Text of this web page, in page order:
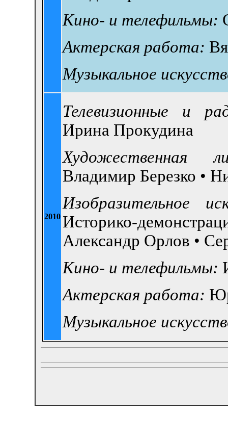
Кино- и телефильмы:
Актерская работа:
Музыкальное
2010
Телевизионные и
Ирина Прокудина
Художественная
Владимир Березко •
Изобразительное
Историко-
Александр Орлов •
Кино- и телефильмы:
Актерская работа:
Музыкальное